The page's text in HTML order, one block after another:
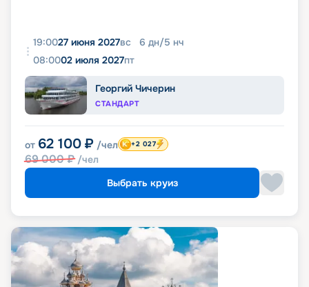
19:0027 июня 2027вс 6 дн/5 нч
08:0002 июля 2027пт
Георгий Чичерин
СТАНДАРТ
от 62 100 ₽ /чел
69 000₽ /чел
+2 027
Выбрать круиз